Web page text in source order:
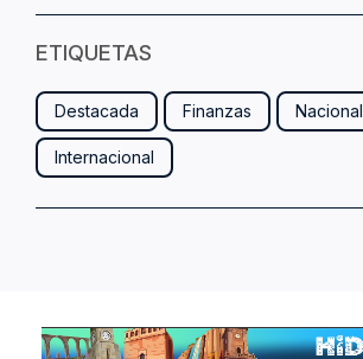
ETIQUETAS
Destacada Finanzas Nacional
Internacional